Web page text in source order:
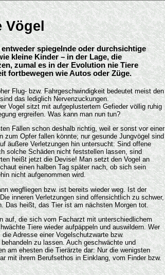
Vögel
spiegelnde oder durchsichtige
kleine Kinder – in der Lage, die
zumal es in der Evolution nie Tiere
fortbewegen wie Autos oder Züge.
Flug- bzw. Fahrgeschwindigkeit bedeutet meist den
das lediglich Nervenzuckungen.
Vogel sitzt mit aufgeplustertem Gefieder völlig ruhig
ergreifen. Was kann man nun tun?
Fällen schon deshalb richtig, weil er sonst vor einer
zum Opfer fallen könnte; nur gesunde Jungvögel sind
äußere Verletzungen hin untersucht: Sind offene
solche Schäden nicht feststellen lassen, sind
heißt jetzt die Devise! Man setzt den Vogel an
einen halben Tag später nach, ob sich sein
nicht aufgenommen wird.
wegfliegen bzw. ist bereits wieder weg. Ist der
inneren Verletzungen sind offensichtlich zu schwer,
Das heißt, das Tier ist am nächsten Morgen tot.
auf, die sich vom Facharzt mit unterschiedlichem
Tiere wieder aufpäppeln und auswildern. Wer
Adresse einer Vogelschutzwarte bzw.
zu lassen. Auch geschwächte und
am ehesten die Tierärzte dar: Nur die wenigsten
mit ihrem Berufsethos in Einklang, vom Finder bzw.